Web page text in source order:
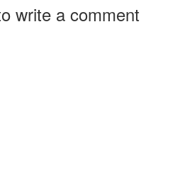
write a comment